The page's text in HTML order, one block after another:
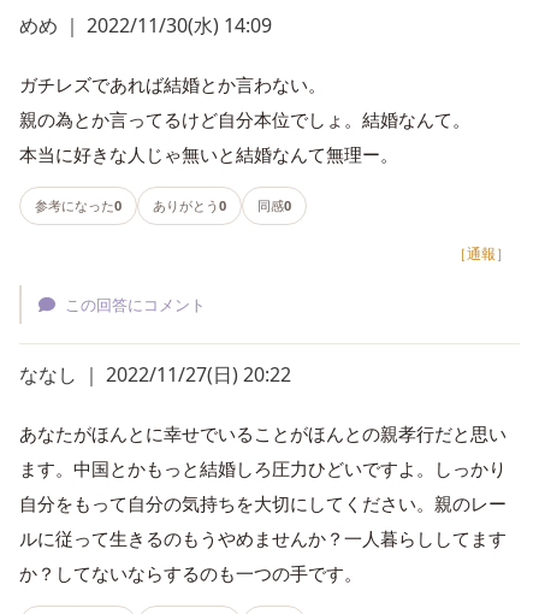
めめ ｜ 2022/11/30(水) 14:09
ガチレズであれば結婚とか言わない。
親の為とか言ってるけど自分本位でしょ。結婚なんて。
本当に好きな人じゃ無いと結婚なんて無理ー。
参考になった0 ありがとう 0 同感0
［通報］
この回答にコメント
ななし ｜ 2022/11/27(日) 20:22
あなたがほんとに幸せでいることがほんとの親孝行だと思い
ます。中国とかもっと結婚しろ圧力ひどいですよ。しっかり
自分をもって自分の気持ちを大切にしてください。親のレー
ルに従って生きるのもうやめませんか？一人暮らししてます
か？してないならするのも一つの手です。